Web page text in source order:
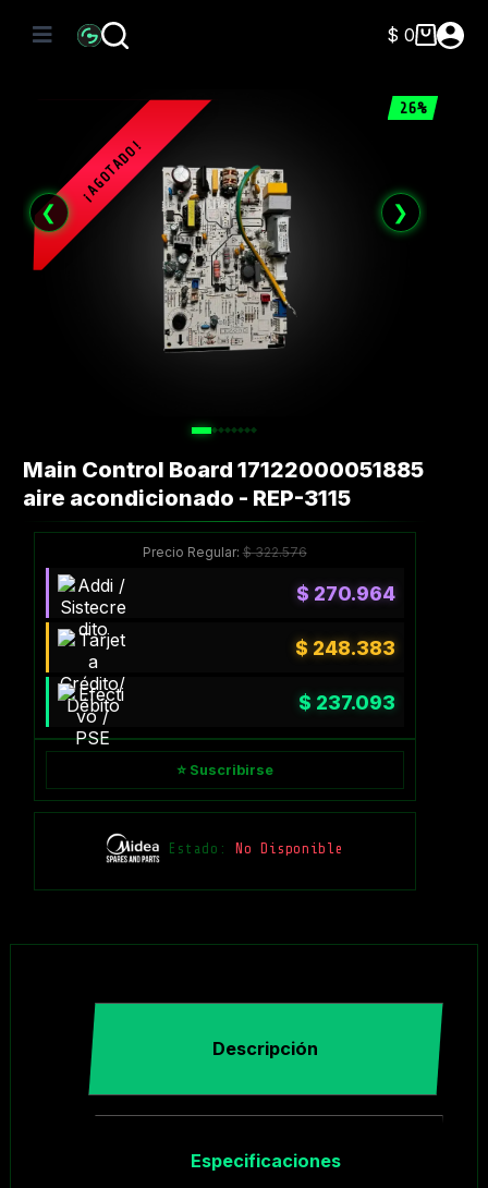
Carro
$ 0
26%
❮ ❯
Main Control Board 17122000051885
aire acondicionado - REP-3115
Precio Regular:$322.576
$ 270.964
$ 248.383
$ 237.093
⭐ Suscribirse
Estado: No Disponible
Descripción
Especificaciones